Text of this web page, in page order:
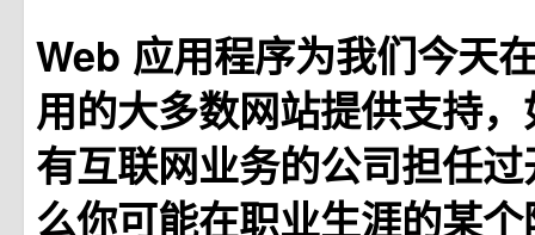
Web 应用程序为我们今天
用的大多数网站提供支持
有互联网业务的公司担任
么你可能在职业生涯的某